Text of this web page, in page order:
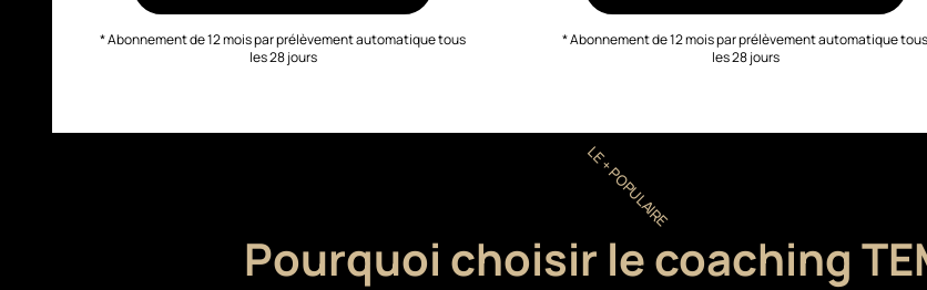
* Abonnement de 12 mois par prélèvement automatique tous
les 28 jours
* Abonnement de 12 mois par prélèvement automatique tous
les 28 jours
LE + POPULAIRE
Pourquoi choisir le coaching